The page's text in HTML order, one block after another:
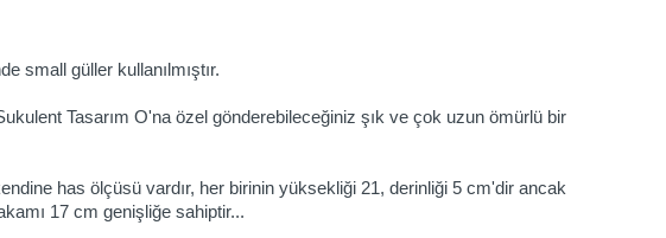
small güller kullanılmıştır.
Tasarım O'na özel gönderebileceğiniz şık ve çok uzun ömürlü bir
has ölçüsü vardır, her birinin yüksekliği 21, derinliği 5 cm'dir ancak
17 cm genişliğe sahiptir...